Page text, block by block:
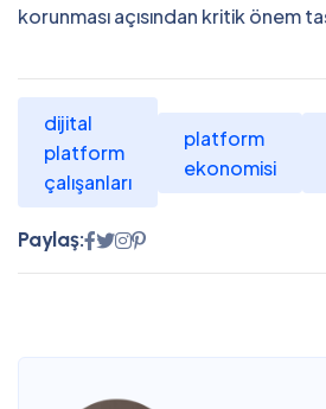
korunması açısından kritik önem
dijital
platform
çalışanları
platform
ekonomisi
Paylaş: